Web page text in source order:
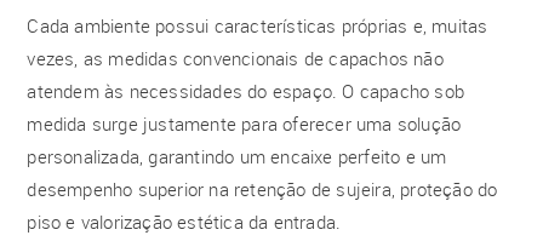
Cada ambiente possui características próprias e, muitas
vezes, as medidas convencionais de capachos não
atendem às necessidades do espaço. O capacho sob
medida surge justamente para oferecer uma solução
personalizada, garantindo um encaixe perfeito e um
desempenho superior na retenção de sujeira, proteção do
piso e valorização estética da entrada.